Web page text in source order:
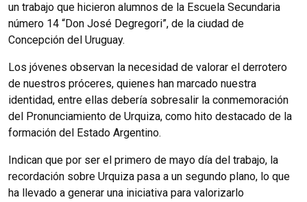
un trabajo que hicieron alumnos de la Escuela Secundaria
número 14 “Don José Degregori”, de la ciudad de
Concepción del Uruguay.
Los jóvenes observan la necesidad de valorar el derrotero
de nuestros próceres, quienes han marcado nuestra
identidad, entre ellas debería sobresalir la conmemoración
del Pronunciamiento de Urquiza, como hito destacado de la
formación del Estado Argentino.
Indican que por ser el primero de mayo día del trabajo, la
recordación sobre Urquiza pasa a un segundo plano, lo que
ha llevado a generar una iniciativa para valorizarlo